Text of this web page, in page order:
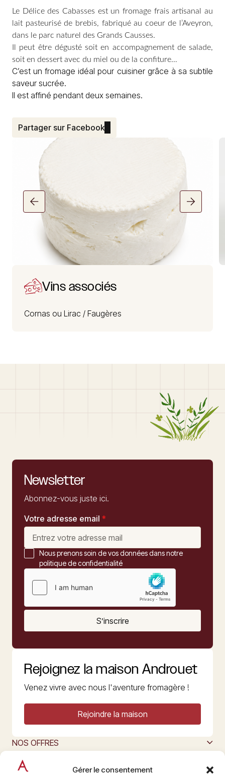
Gérer le consentement
Le Délice des Cabasses est un fromage frais artisanal au
lait pasteurisé de brebis, fabriqué au coeur de l’Aveyron,
dans le parc naturel des Grands Causses.
Il peut être dégusté soit en accompagnement de salade,
soit en dessert avec du miel ou de la confiture…
C’est un fromage idéal pour cuisiner grâce à sa subtile
saveur sucrée.
Il est affiné pendant deux semaines.
Partager sur Facebook
Vins associés
Cornas ou Lirac / Faugères
Newsletter
Abonnez-vous juste ici.
Votre adresse email *
Nous prenons soin de vos données dans notre
politique de confidentialité
S’inscrire
Rejoignez la maison Androuet
Venez vivre avec nous l'aventure fromagère !
Rejoindre la maison
NOS OFFRES
L’ART DU FROMAGE